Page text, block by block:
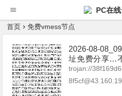
PC在
首页 免费vmess节点
2026-08-
址免费分享…
享（网络免费
坡|台湾|马来
trojan://